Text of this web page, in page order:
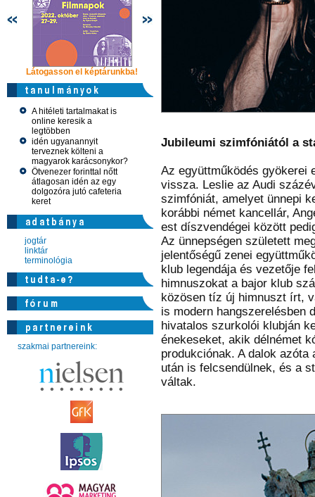
Látogasson el képtárunkba! Látogasson el képtárunkba! Látogasson
A hitéleti tartalmakat is
online keresik a
legtöbben
idén ugyanannyit
terveznek költeni a
magyarok karácsonykor?
Ötvenezer forinttal nőtt
átlagosan idén az egy
dolgozóra jutó cafeteria
keret
jogtár
linktár
terminológia
szakmai partnereink:
Jubileumi szimfóniától a
Az együttműködés gyökerei
vissza. Leslie az Audi
szimfóniát, amelyet ünnepi
korábbi német kancellár,
est díszvendégei között
Az ünnepségen született
jelentőségű zenei
klub legendája és vezetője
himnuszokat a bajor klub
közösen tíz új himnuszt írt,
is modern hangszerelésben
hivatalos szurkolói klubján
énekeseket, akik délnémet
produkciónak. A dalok
után is felcsendülnek, és a
váltak.